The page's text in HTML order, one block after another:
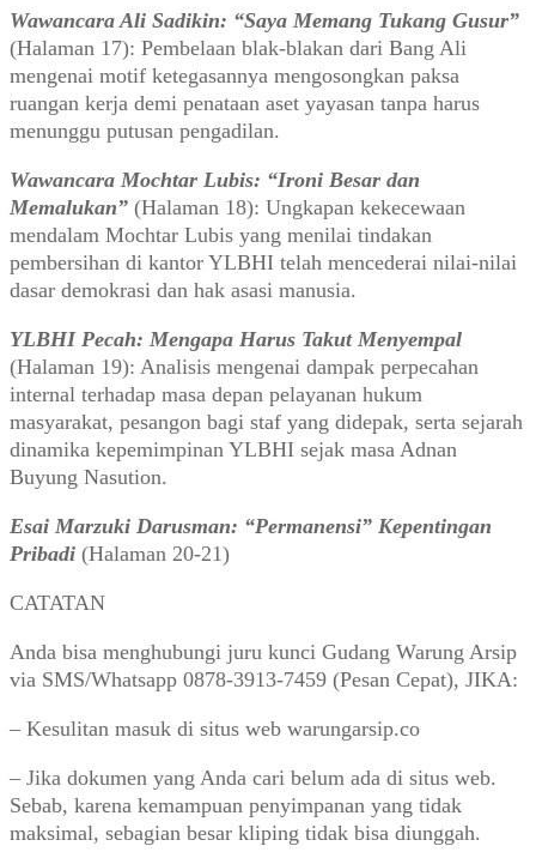
Wawancara Ali Sadikin: “Saya Memang Tukang Gusur”
(Halaman 17): Pembelaan blak-blakan dari Bang Ali
mengenai motif ketegasannya mengosongkan paksa
ruangan kerja demi penataan aset yayasan tanpa harus
menunggu putusan pengadilan.
Wawancara Mochtar Lubis: “Ironi Besar dan
Memalukan” (Halaman 18): Ungkapan kekecewaan
mendalam Mochtar Lubis yang menilai tindakan
pembersihan di kantor YLBHI telah mencederai nilai-nilai
dasar demokrasi dan hak asasi manusia.
YLBHI Pecah: Mengapa Harus Takut Menyempal
(Halaman 19): Analisis mengenai dampak perpecahan
internal terhadap masa depan pelayanan hukum
masyarakat, pesangon bagi staf yang didepak, serta sejarah
dinamika kepemimpinan YLBHI sejak masa Adnan
Buyung Nasution.
Esai Marzuki Darusman: “Permanensi” Kepentingan
Pribadi (Halaman 20-21)
CATATAN
Anda bisa menghubungi juru kunci Gudang Warung Arsip
via SMS/Whatsapp 0878-3913-7459 (Pesan Cepat), JIKA:
– Kesulitan masuk di situs web warungarsip.co
– Jika dokumen yang Anda cari belum ada di situs web.
Sebab, karena kemampuan penyimpanan yang tidak
maksimal, sebagian besar kliping tidak bisa diunggah.